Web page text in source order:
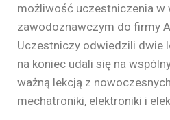
możliwość uczestniczenia w
zawodoznawczym do firmy
Uczestniczy odwiedzili dwie
na koniec udali się na
ważną lekcją z
mechatroniki, elektroniki i